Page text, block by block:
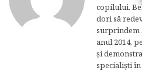
copilului.
dori să
surprindem
anul 2014,
şi
specialişti